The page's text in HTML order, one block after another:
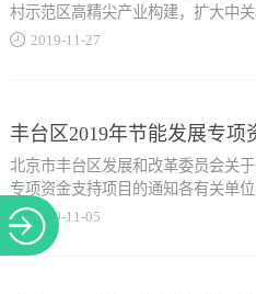
村示范区高精尖产业构建，扩大中
建立中关村高成长型初创企业的储
动通信终端产品、光纤宽带网运营
芯片设计、集成电路设备、集成电
IP库开发等方向。 3.医...
2019-11-27
北京市丰台区发展和改革委员会关
专项资金支持项目的通知各有关单
平，进一步加强节能降耗管理，提
能发展专项资金管理办法（修订版
能发展专项资金支持项目征集工作
2019-11-05